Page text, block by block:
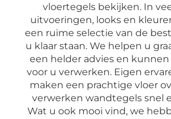
vloertegels bekijken. In
uitvoeringen, looks en
een ruime selectie van de
u klaar staan. We helpen u
een helder advies en
voor u verwerken. Eigen
maken een prachtige vloer
verwerken wandtegels snel
Wat u ook mooi vind, we